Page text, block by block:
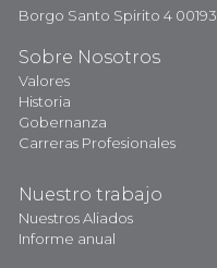
Borgo Santo Spirito 4 00193
Sobre Nosotros
Valores
Historia
Gobernanza
Carreras Profesionales
Nuestro trabajo
Nuestros Aliados
Informe anual